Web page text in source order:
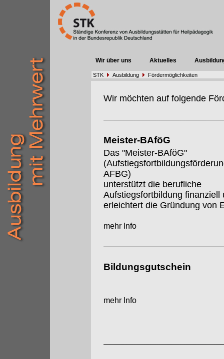
Wir über uns Aktuelles
STK Ausbildung Fördermöglichkeiten
Wir möchten auf folgende
Meister-BAföG
Das "Meister-BAföG"
AFBG)
unterstützt die berufliche
Aufstiegsfortbildung finanziell
erleichtert die Gründung von
mehr Info
Bildungsgutschein
mehr Info